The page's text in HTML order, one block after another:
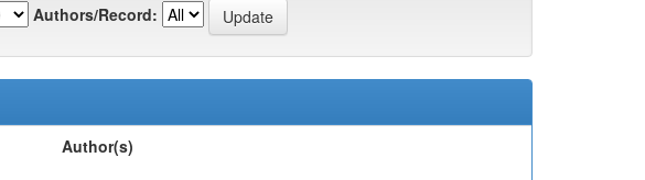
Authors/Record:
Author(s)